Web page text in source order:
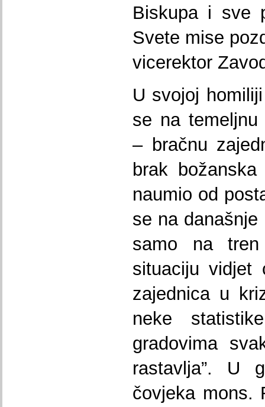
Biskupa i sve
Svete mise
vicerektor
U svojoj
se na temeljnu
– bračnu
brak
naumio od
se na današnje
samo na tren
situaciju vidjet
zajednica u
neke
gradovima
rastavlja”. U
čovjeka mons.